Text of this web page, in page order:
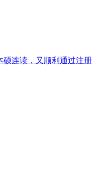
硕连读，又顺利通过注册